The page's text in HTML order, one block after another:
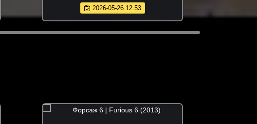
2026-05-26 12:53